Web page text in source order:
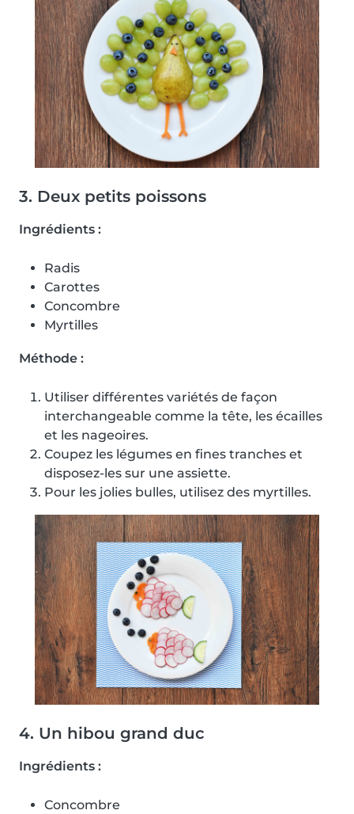
3. Deux petits poissons
Ingrédients :
Radis
Carottes
Concombre
Myrtilles
Méthode :
Utiliser différentes variétés de façon
interchangeable comme la tête, les écailles
et les nageoires.
Coupez les légumes en fines tranches et
disposez-les sur une assiette.
Pour les jolies bulles, utilisez des myrtilles.
4. Un hibou grand duc
Ingrédients :
Concombre